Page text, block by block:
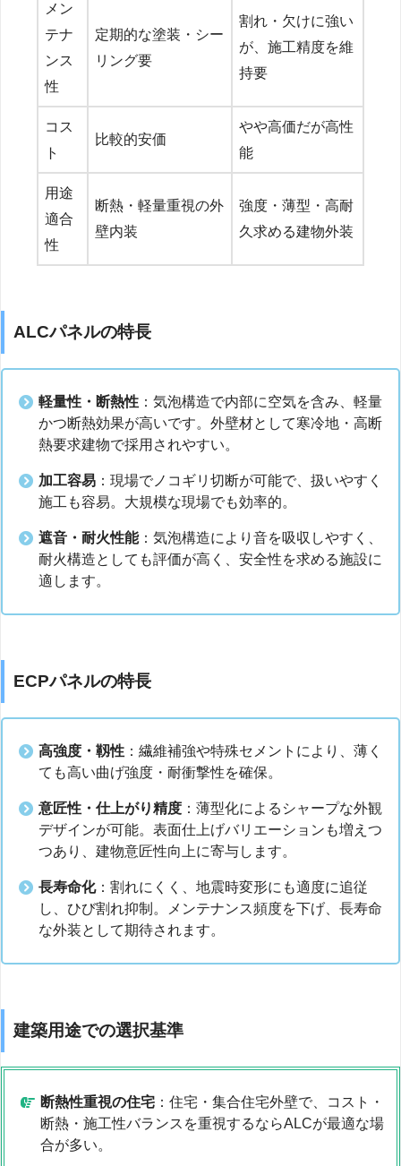
メン
テナ
ンス
性
定期的な塗装・シー
リング要
割れ・欠けに強い
が、施工精度を維
持要
コス
ト
比較的安価
やや高価だが高性
能
用途
適合
性
断熱・軽量重視の外
壁内装
強度・薄型・高耐
久求める建物外装
ALCパネルの特長
軽量性・断熱性 ：気泡構造で内部に空気を含み、軽量
かつ断熱効果が高いです。外壁材として寒冷地・高断
熱要求建物で採用されやすい。
加工容易 ：現場でノコギリ切断が可能で、扱いやすく
施工も容易。大規模な現場でも効率的。
遮音・耐火性能：気泡構造により音を吸収しやすく、
耐火構造としても評価が高く、安全性を求める施設に
適します。
ECPパネルの特長
高強度・靱性 ：繊維補強や特殊セメントにより、薄く
ても高い曲げ強度・耐衝撃性を確保。
意匠性・仕上がり精度 ：薄型化によるシャープな外観
デザインが可能。表面仕上げバリエーションも増えつ
つあり、建物意匠性向上に寄与します。
長寿命化：割れにくく、地震時変形にも適度に追従
し、ひび割れ抑制。メンテナンス頻度を下げ、長寿命
な外装として期待されます。
建築用途での選択基準
断熱性重視の住宅 ：住宅・集合住宅外壁で、コスト・
断熱・施工性バランスを重視するならALCが最適な場
合が多い。